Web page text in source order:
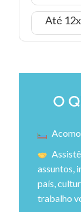
Até
O
assuntos,
país,
trabalho